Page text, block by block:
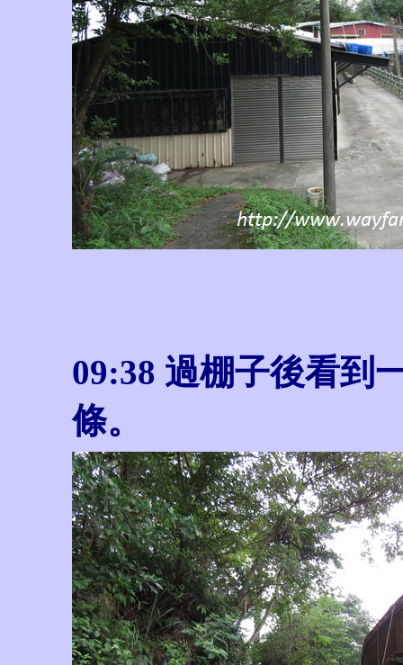
09:38 過棚子後看到
條。